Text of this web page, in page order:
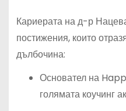
Кариерата на д-р
постижения, които
дълбочина:
Основател на
голямата коучинг